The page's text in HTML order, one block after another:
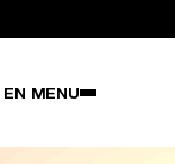
EN MENU